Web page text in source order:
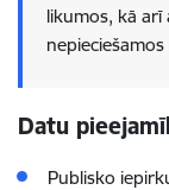
likumos, kā
Datu
Publisko